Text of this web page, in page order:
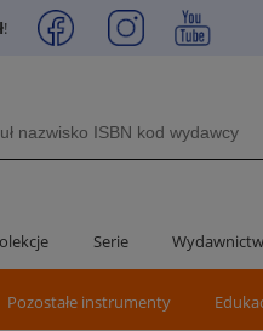
!
Serie
Pozostałe instrumenty